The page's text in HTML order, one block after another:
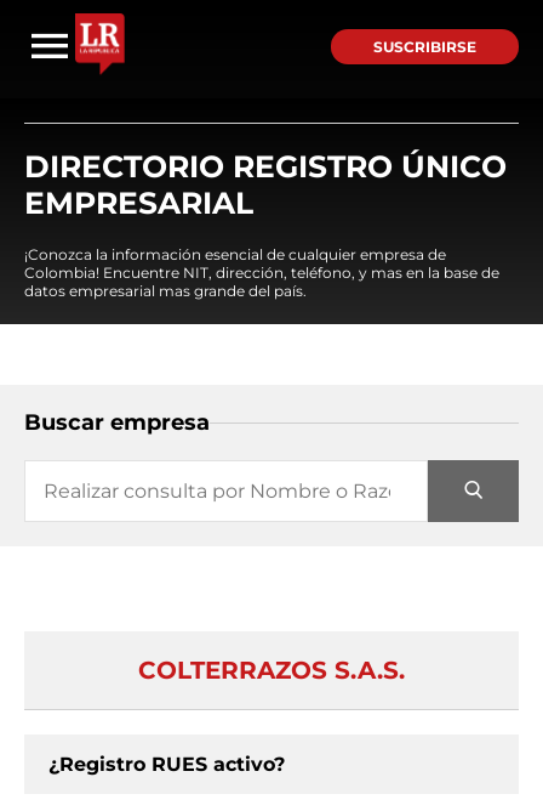
SUSCRIBIRSE
DIRECTORIO REGISTRO ÚNICO
EMPRESARIAL
¡Conozca la información esencial de cualquier empresa de
Colombia! Encuentre NIT, dirección, teléfono, y mas en la base de
datos empresarial mas grande del país.
Buscar empresa
COLTERRAZOS S.A.S.
¿Registro RUES activo?